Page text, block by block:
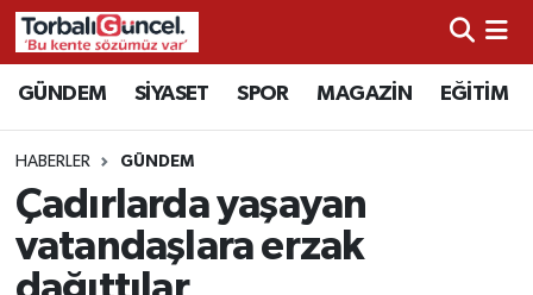
GÜNDEM SİYASET SPOR MAGAZİN EĞİTİM
HABERLER GÜNDEM
Çadırlarda yaşayan
vatandaşlara erzak
İzmir Nöbetçi Eczaneler
İzmir Hava Durumu
İzmir Namaz Vakitleri
İzmir Trafik Yoğunluk Haritası